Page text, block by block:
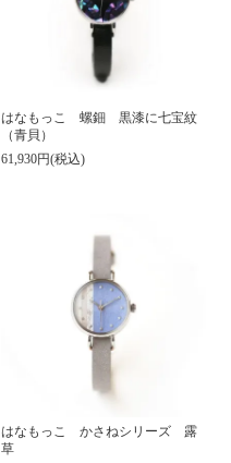
はなもっこ 螺鈿 黒漆に七宝紋
（青貝）
61,930円(税込)
はなもっこ かさねシリーズ 露
草